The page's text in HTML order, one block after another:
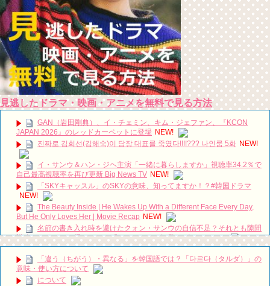
見逃したドラマ・映画・アニメを無料で見る方法
GAN（岩田剛典）、イ・チェミン、キム・ジェファン、『KCON
JAPAN 2026』のレッドカーペットに登場 NEW!
진짜로 김희선(김해숙)이 담장 대표를 죽였다!!!!??? 나인룸 5화 NEW!
イ・サンウ＆ハン・ジヘ主演「一緒に暮らしますか」視聴率34.2％で
自己最高視聴率を再び更新 Big News TV NEW!
「SKYキャッスル」のSKYの意味、知ってますか！？#韓国ドラマ
NEW!
The Beauty Inside | He Wakes Up With a Different Face Every Day,
But He Only Loves Her | Movie Recap NEW!
名節の書き入れ時を避けたクォン・サンウの自信不足？それとも隙間
戦略？ロマンスで帰ってきた『ハートマン』観覧レビュー NEW!
Park Min Young And Kim Jae Wook//Her Private Life
2019//Biography NEW!
piano: river where the moon rises (달이 뜨는 강) – pyeonggang and
ondal (평강과 온달)
「違う（ちがう）・異なる」を韓国語では？「다르다（タルダ）」の
意味・使い方について
について